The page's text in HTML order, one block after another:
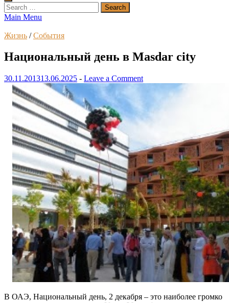
Search
for:
Main Menu
Жизнь /События
Национальный день в Masdar city
30.11.201313.06.2025 - Leave a Comment
В ОАЭ, Национальный день, 2 декабря – это наиболее громко